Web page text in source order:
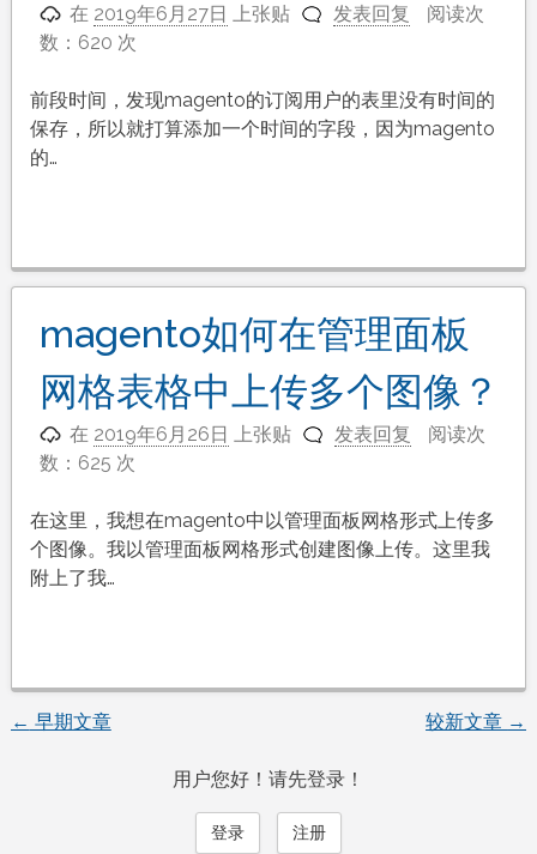
在 2019年6月27日 上张贴 发表回复
阅读次
数：620 次
前段时间，发现magento的订阅用户的表里没有时间的
保存，所以就打算添加一个时间的字段，因为magento
的…
magento如何在管理面板
网格表格中上传多个图像？
在 2019年6月26日 上张贴 发表回复
阅读次
数：625 次
在这里，我想在magento中以管理面板网格形式上传多
个图像。我以管理面板网格形式创建图像上传。这里我
附上了我…
文
← 早期文章 较新文章 →
用户您好！请先登录！
登录 注册